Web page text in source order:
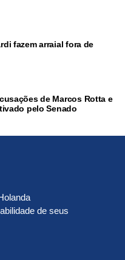
fazem arraial fora de
de Marcos Rotta e
pelo Senado
de seus